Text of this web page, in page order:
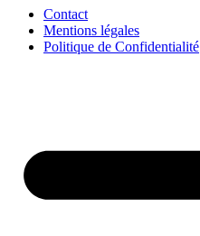
Contact
Mentions légales
Politique de Confidentialité